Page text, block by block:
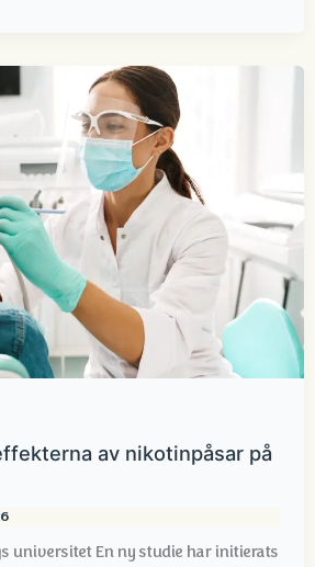
av nikotinpåsar på
universitet En ny studie har initierats